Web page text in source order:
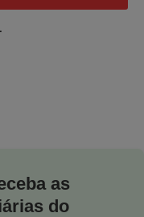
.
as
do